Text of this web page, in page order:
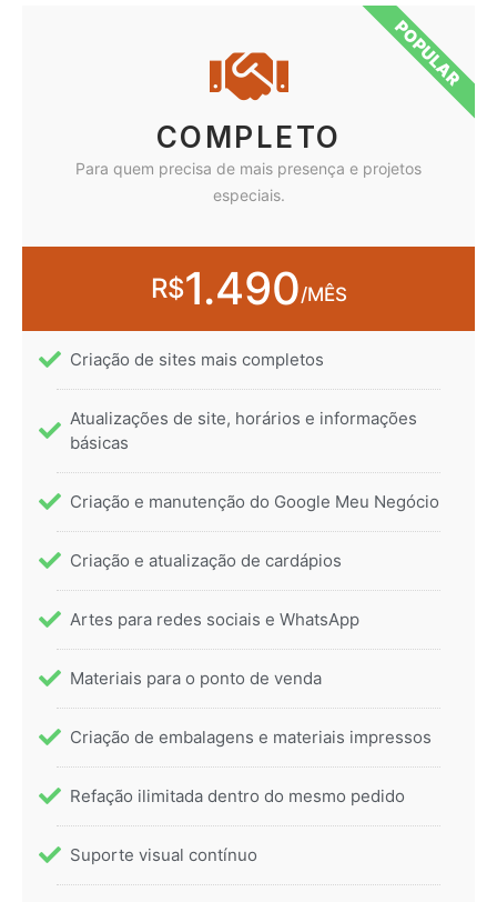
COMPLETO
Para quem precisa de mais presença e projetos
especiais.
R$1.490/MÊS
Criação de sites mais completos
Atualizações de site, horários e informações
básicas
Criação e manutenção do Google Meu Negócio
Criação e atualização de cardápios
Artes para redes sociais e WhatsApp
Materiais para o ponto de venda
Criação de embalagens e materiais impressos
Refação ilimitada dentro do mesmo pedido
Suporte visual contínuo
POPULAR